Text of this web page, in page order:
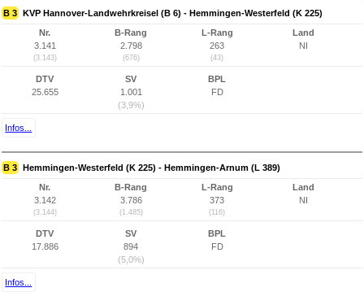
B 3 KVP Hannover-Landwehrkreisel (B 6) - Hemmingen-Westerfeld (K 225)
Nr.
3.141
(3.143)
B-Rang
2.798
(676)
L-Rang
263
(43)
Land
NI
DTV
25.655
SV
1.001
(3,9%)
BPL
FD
Infos...
B 3 Hemmingen-Westerfeld (K 225) - Hemmingen-Arnum (L 389)
Nr.
3.142
(3.144)
B-Rang
3.786
(1.485)
L-Rang
373
(116)
Land
NI
DTV
17.886
SV
894
(5,0%)
BPL
FD
Infos...